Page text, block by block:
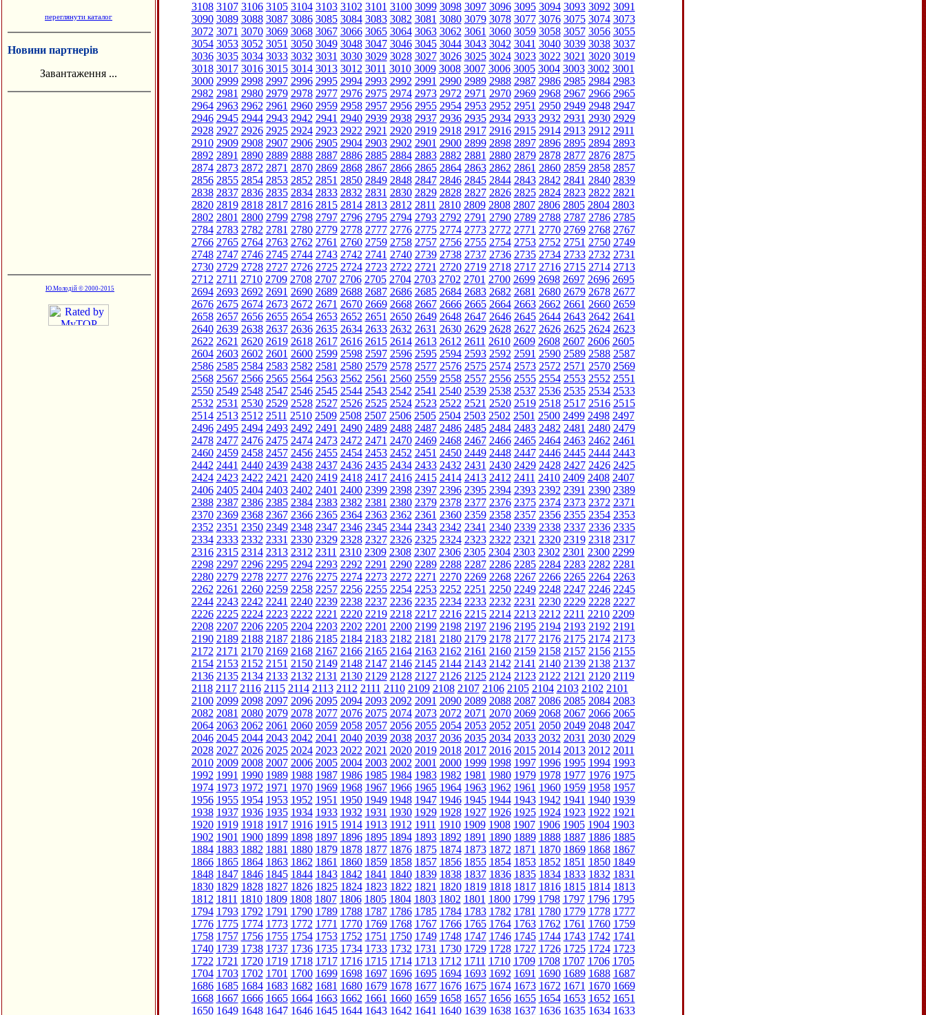
переглянути каталог
Новини партнерів
Завантаження ...
Ю.Молодій © 2000-2015
3108 3107 3106 3105 3104 3103 3102 3101 3100 3099 3098 3097 3096 3095 3094 3093 3092 3091
3090 3089 3088 3087 3086 3085 3084 3083 3082 3081 3080 3079 3078 3077 3076 3075 3074 3073
3072 3071 3070 3069 3068 3067 3066 3065 3064 3063 3062 3061 3060 3059 3058 3057 3056 3055
3054 3053 3052 3051 3050 3049 3048 3047 3046 3045 3044 3043 3042 3041 3040 3039 3038 3037
3036 3035 3034 3033 3032 3031 3030 3029 3028 3027 3026 3025 3024 3023 3022 3021 3020 3019
3018 3017 3016 3015 3014 3013 3012 3011 3010 3009 3008 3007 3006 3005 3004 3003 3002 3001
3000 2999 2998 2997 2996 2995 2994 2993 2992 2991 2990 2989 2988 2987 2986 2985 2984 2983
2982 2981 2980 2979 2978 2977 2976 2975 2974 2973 2972 2971 2970 2969 2968 2967 2966 2965
2964 2963 2962 2961 2960 2959 2958 2957 2956 2955 2954 2953 2952 2951 2950 2949 2948 2947
2946 2945 2944 2943 2942 2941 2940 2939 2938 2937 2936 2935 2934 2933 2932 2931 2930 2929
2928 2927 2926 2925 2924 2923 2922 2921 2920 2919 2918 2917 2916 2915 2914 2913 2912 2911
2910 2909 2908 2907 2906 2905 2904 2903 2902 2901 2900 2899 2898 2897 2896 2895 2894 2893
2892 2891 2890 2889 2888 2887 2886 2885 2884 2883 2882 2881 2880 2879 2878 2877 2876 2875
2874 2873 2872 2871 2870 2869 2868 2867 2866 2865 2864 2863 2862 2861 2860 2859 2858 2857
2856 2855 2854 2853 2852 2851 2850 2849 2848 2847 2846 2845 2844 2843 2842 2841 2840 2839
2838 2837 2836 2835 2834 2833 2832 2831 2830 2829 2828 2827 2826 2825 2824 2823 2822 2821
2820 2819 2818 2817 2816 2815 2814 2813 2812 2811 2810 2809 2808 2807 2806 2805 2804 2803
2802 2801 2800 2799 2798 2797 2796 2795 2794 2793 2792 2791 2790 2789 2788 2787 2786 2785
2784 2783 2782 2781 2780 2779 2778 2777 2776 2775 2774 2773 2772 2771 2770 2769 2768 2767
2766 2765 2764 2763 2762 2761 2760 2759 2758 2757 2756 2755 2754 2753 2752 2751 2750 2749
2748 2747 2746 2745 2744 2743 2742 2741 2740 2739 2738 2737 2736 2735 2734 2733 2732 2731
2730 2729 2728 2727 2726 2725 2724 2723 2722 2721 2720 2719 2718 2717 2716 2715 2714 2713
2712 2711 2710 2709 2708 2707 2706 2705 2704 2703 2702 2701 2700 2699 2698 2697 2696 2695
2694 2693 2692 2691 2690 2689 2688 2687 2686 2685 2684 2683 2682 2681 2680 2679 2678 2677
2676 2675 2674 2673 2672 2671 2670 2669 2668 2667 2666 2665 2664 2663 2662 2661 2660 2659
2658 2657 2656 2655 2654 2653 2652 2651 2650 2649 2648 2647 2646 2645 2644 2643 2642 2641
2640 2639 2638 2637 2636 2635 2634 2633 2632 2631 2630 2629 2628 2627 2626 2625 2624 2623
2622 2621 2620 2619 2618 2617 2616 2615 2614 2613 2612 2611 2610 2609 2608 2607 2606 2605
2604 2603 2602 2601 2600 2599 2598 2597 2596 2595 2594 2593 2592 2591 2590 2589 2588 2587
2586 2585 2584 2583 2582 2581 2580 2579 2578 2577 2576 2575 2574 2573 2572 2571 2570 2569
2568 2567 2566 2565 2564 2563 2562 2561 2560 2559 2558 2557 2556 2555 2554 2553 2552 2551
2550 2549 2548 2547 2546 2545 2544 2543 2542 2541 2540 2539 2538 2537 2536 2535 2534 2533
2532 2531 2530 2529 2528 2527 2526 2525 2524 2523 2522 2521 2520 2519 2518 2517 2516 2515
2514 2513 2512 2511 2510 2509 2508 2507 2506 2505 2504 2503 2502 2501 2500 2499 2498 2497
2496 2495 2494 2493 2492 2491 2490 2489 2488 2487 2486 2485 2484 2483 2482 2481 2480 2479
2478 2477 2476 2475 2474 2473 2472 2471 2470 2469 2468 2467 2466 2465 2464 2463 2462 2461
2460 2459 2458 2457 2456 2455 2454 2453 2452 2451 2450 2449 2448 2447 2446 2445 2444 2443
2442 2441 2440 2439 2438 2437 2436 2435 2434 2433 2432 2431 2430 2429 2428 2427 2426 2425
2424 2423 2422 2421 2420 2419 2418 2417 2416 2415 2414 2413 2412 2411 2410 2409 2408 2407
2406 2405 2404 2403 2402 2401 2400 2399 2398 2397 2396 2395 2394 2393 2392 2391 2390 2389
2388 2387 2386 2385 2384 2383 2382 2381 2380 2379 2378 2377 2376 2375 2374 2373 2372 2371
2370 2369 2368 2367 2366 2365 2364 2363 2362 2361 2360 2359 2358 2357 2356 2355 2354 2353
2352 2351 2350 2349 2348 2347 2346 2345 2344 2343 2342 2341 2340 2339 2338 2337 2336 2335
2334 2333 2332 2331 2330 2329 2328 2327 2326 2325 2324 2323 2322 2321 2320 2319 2318 2317
2316 2315 2314 2313 2312 2311 2310 2309 2308 2307 2306 2305 2304 2303 2302 2301 2300 2299
2298 2297 2296 2295 2294 2293 2292 2291 2290 2289 2288 2287 2286 2285 2284 2283 2282 2281
2280 2279 2278 2277 2276 2275 2274 2273 2272 2271 2270 2269 2268 2267 2266 2265 2264 2263
2262 2261 2260 2259 2258 2257 2256 2255 2254 2253 2252 2251 2250 2249 2248 2247 2246 2245
2244 2243 2242 2241 2240 2239 2238 2237 2236 2235 2234 2233 2232 2231 2230 2229 2228 2227
2226 2225 2224 2223 2222 2221 2220 2219 2218 2217 2216 2215 2214 2213 2212 2211 2210 2209
2208 2207 2206 2205 2204 2203 2202 2201 2200 2199 2198 2197 2196 2195 2194 2193 2192 2191
2190 2189 2188 2187 2186 2185 2184 2183 2182 2181 2180 2179 2178 2177 2176 2175 2174 2173
2172 2171 2170 2169 2168 2167 2166 2165 2164 2163 2162 2161 2160 2159 2158 2157 2156 2155
2154 2153 2152 2151 2150 2149 2148 2147 2146 2145 2144 2143 2142 2141 2140 2139 2138 2137
2136 2135 2134 2133 2132 2131 2130 2129 2128 2127 2126 2125 2124 2123 2122 2121 2120 2119
2118 2117 2116 2115 2114 2113 2112 2111 2110 2109 2108 2107 2106 2105 2104 2103 2102 2101
2100 2099 2098 2097 2096 2095 2094 2093 2092 2091 2090 2089 2088 2087 2086 2085 2084 2083
2082 2081 2080 2079 2078 2077 2076 2075 2074 2073 2072 2071 2070 2069 2068 2067 2066 2065
2064 2063 2062 2061 2060 2059 2058 2057 2056 2055 2054 2053 2052 2051 2050 2049 2048 2047
2046 2045 2044 2043 2042 2041 2040 2039 2038 2037 2036 2035 2034 2033 2032 2031 2030 2029
2028 2027 2026 2025 2024 2023 2022 2021 2020 2019 2018 2017 2016 2015 2014 2013 2012 2011
2010 2009 2008 2007 2006 2005 2004 2003 2002 2001 2000 1999 1998 1997 1996 1995 1994 1993
1992 1991 1990 1989 1988 1987 1986 1985 1984 1983 1982 1981 1980 1979 1978 1977 1976 1975
1974 1973 1972 1971 1970 1969 1968 1967 1966 1965 1964 1963 1962 1961 1960 1959 1958 1957
1956 1955 1954 1953 1952 1951 1950 1949 1948 1947 1946 1945 1944 1943 1942 1941 1940 1939
1938 1937 1936 1935 1934 1933 1932 1931 1930 1929 1928 1927 1926 1925 1924 1923 1922 1921
1920 1919 1918 1917 1916 1915 1914 1913 1912 1911 1910 1909 1908 1907 1906 1905 1904 1903
1902 1901 1900 1899 1898 1897 1896 1895 1894 1893 1892 1891 1890 1889 1888 1887 1886 1885
1884 1883 1882 1881 1880 1879 1878 1877 1876 1875 1874 1873 1872 1871 1870 1869 1868 1867
1866 1865 1864 1863 1862 1861 1860 1859 1858 1857 1856 1855 1854 1853 1852 1851 1850 1849
1848 1847 1846 1845 1844 1843 1842 1841 1840 1839 1838 1837 1836 1835 1834 1833 1832 1831
1830 1829 1828 1827 1826 1825 1824 1823 1822 1821 1820 1819 1818 1817 1816 1815 1814 1813
1812 1811 1810 1809 1808 1807 1806 1805 1804 1803 1802 1801 1800 1799 1798 1797 1796 1795
1794 1793 1792 1791 1790 1789 1788 1787 1786 1785 1784 1783 1782 1781 1780 1779 1778 1777
1776 1775 1774 1773 1772 1771 1770 1769 1768 1767 1766 1765 1764 1763 1762 1761 1760 1759
1758 1757 1756 1755 1754 1753 1752 1751 1750 1749 1748 1747 1746 1745 1744 1743 1742 1741
1740 1739 1738 1737 1736 1735 1734 1733 1732 1731 1730 1729 1728 1727 1726 1725 1724 1723
1722 1721 1720 1719 1718 1717 1716 1715 1714 1713 1712 1711 1710 1709 1708 1707 1706 1705
1704 1703 1702 1701 1700 1699 1698 1697 1696 1695 1694 1693 1692 1691 1690 1689 1688 1687
1686 1685 1684 1683 1682 1681 1680 1679 1678 1677 1676 1675 1674 1673 1672 1671 1670 1669
1668 1667 1666 1665 1664 1663 1662 1661 1660 1659 1658 1657 1656 1655 1654 1653 1652 1651
1650 1649 1648 1647 1646 1645 1644 1643 1642 1641 1640 1639 1638 1637 1636 1635 1634 1633